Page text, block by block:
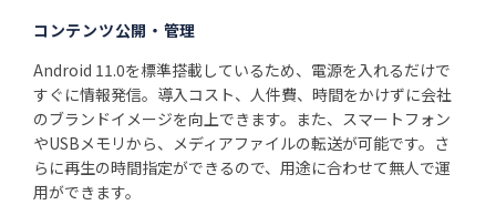
コンテンツ公開・管理
Android 11.0を標準搭載しているため、電源を入れるだけで
すぐに情報発信。導入コスト、人件費、時間をかけずに会社
のブランドイメージを向上できます。また、スマートフォン
やUSBメモリから、メディアファイルの転送が可能です。さ
らに再生の時間指定ができるので、用途に合わせて無人で運
用ができます。